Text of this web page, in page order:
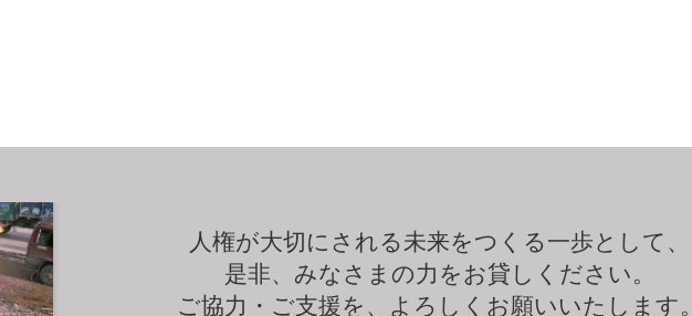
人権が大切にされる未来をつくる一歩として、
是非、みなさまの力をお貸しください。
ご協力・ご支援を、よろしくお願いいたします。